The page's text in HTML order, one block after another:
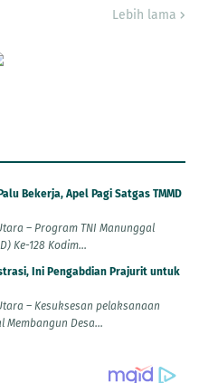
Lebih lama
Bekerja, Apel Pagi Satgas TMMD
– Program TNI Manunggal
Ke-128 Kodim...
Ini Pengabdian Prajurit untuk
– Kesuksesan pelaksanaan
Membangun Desa...